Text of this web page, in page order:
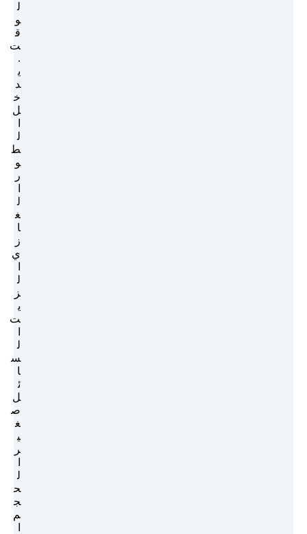
ل
و
ق
ت
.
ي
د
خ
ل
ل
ط
و
ر
ل
غ
ا
ز
ي
ل
ز
ي
ت
ل
س
ا
ئ
ل
ص
غ
ي
ر
ل
ح
ج
م